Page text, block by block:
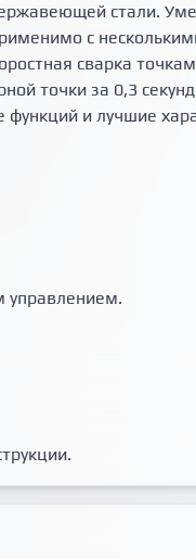
стали.
с
сварка
точки за 0,3
и лучшие
управлением.